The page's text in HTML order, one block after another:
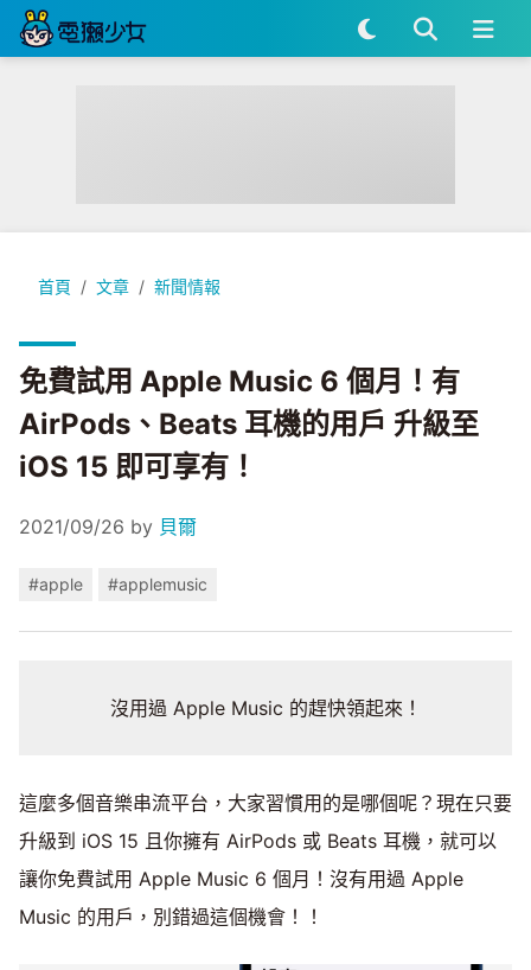
首頁 文章 新聞情報
免費試用 Apple Music 6 個月！有 AirPods、Beats 耳機的用
免費試用 Apple Music 6 個月！有
AirPods、Beats 耳機的用戶 升級至
iOS 15 即可享有！
2021/09/26 by 貝爾
#apple #applemusic
沒用過 Apple Music 的趕快領起來！
這麼多個音樂串流平台，大家習慣用的是哪個呢？現在只要
升級到 iOS 15 且你擁有 AirPods 或 Beats 耳機，就可以
讓你免費試用 Apple Music 6 個月！沒有用過 Apple
Music 的用戶，別錯過這個機會！！